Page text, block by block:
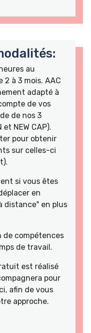
au
2 à 3 mois. AAC
adapté à
de vos
de nos 3
et NEW CAP).
pour obtenir
sur celles-ci
si vous êtes
en
distance" en plus
de compétences
de travail.
est réalisé
pour
afin de vous
approche.